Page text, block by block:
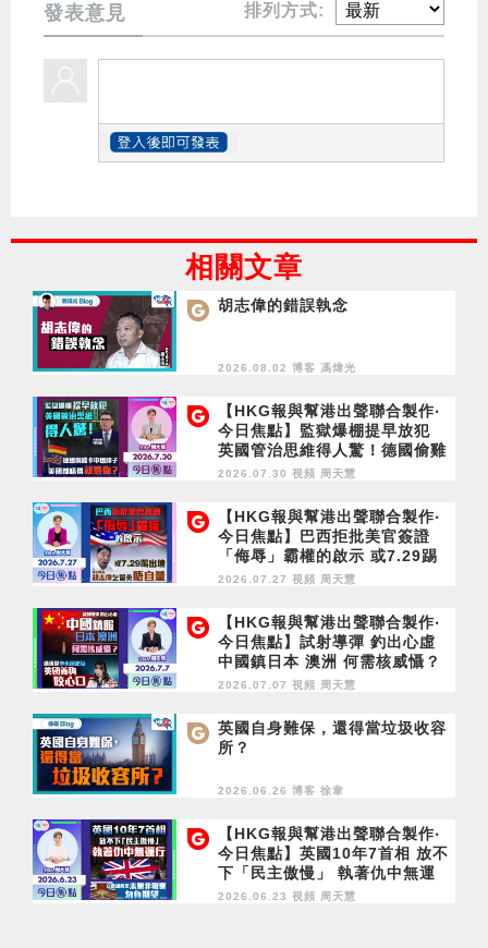
發表意見 排列方式:
相關文章
胡志偉的錯誤執念
2026.08.02 博客 馮煒光
【HKG報與幫港出聲聯合製作‧
今日焦點】監獄爆棚提早放犯
英國管治思維得人驚！德國偷雞
卡中國脖子 美國都唔得就憑
2026.07.30 視頻 周天慧
【HKG報與幫港出聲聯合製作‧
今日焦點】巴西拒批美官簽證
「侮辱」霸權的啟示 或7.29踢
出境 胡志偉乞留英唔自量
2026.07.27 視頻 周天慧
【HKG報與幫港出聲聯合製作‧
今日焦點】試射導彈 釣出心虛
中國鎮日本 澳洲 何需核威懾？
通緝犯申永居起弶 英國養狗咬
2026.07.07 視頻 周天慧
英國自身難保，還得當垃圾收容
所？
2026.06.26 博客 徐韋
【HKG報與幫港出聲聯合製作‧
今日焦點】英國10年7首相 放不
下「民主傲慢」 執著仇中無運
行 立會議員是志業非職業 勿負
2026.06.23 視頻 周天慧